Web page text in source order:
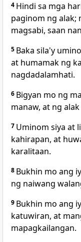
4 Hindi sa mga
paginom ng alak;
magsabi, saan
5 Baka sila'y
at humamak ng
nagdadalamhati.
6 Bigyan mo ng
manaw, at ng
7 Uminom siya at
kahirapan, at
karalitaan.
8 Bukhin mo ang
ng naiwang
9 Bukhin mo ang
katuwiran, at
mapagkailangan.